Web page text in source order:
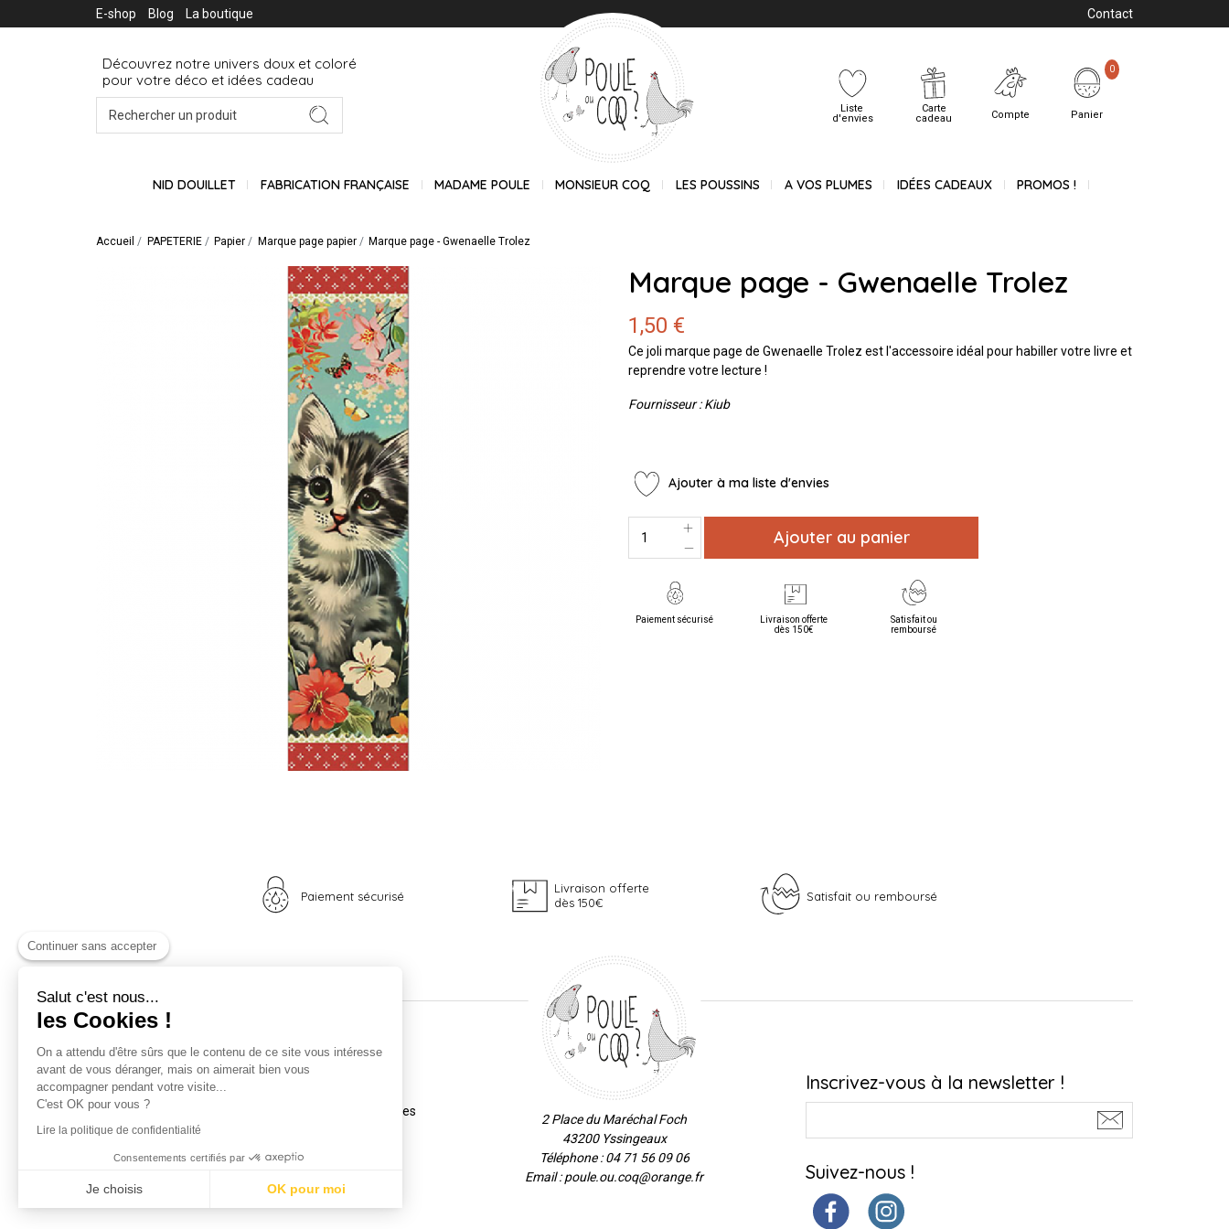
E-shop Blog La boutique Contact
Découvrez notre univers doux et coloré
pour votre déco et idées cadeau
Liste
d'envies
Carte
cadeau
Compte Panier
0
NID DOUILLET FABRICATION FRANÇAISE MADAME POULE MONSIEUR COQ LES POUSSINS A VOS PLUMES IDÉES CADEAUX PROMOS !
Accueil PAPETERIE Papier Marque page papier Marque page - Gwenaelle Trolez
Marque page - Gwenaelle Trolez
1,50 €
Ce joli marque page de Gwenaelle Trolez est l'accessoire idéal pour habiller votre livre et
reprendre votre lecture !
Fournisseur : Kiub
Ajouter à ma liste d'envies
Ajouter au panier
Paiement sécurisé
Livraison offerte
dès 150€
Satisfait ou
remboursé
Paiement sécurisé
Livraison offerte
dès 150€
Satisfait ou remboursé
Nos univers
Nid douillet
Madame Poule
Monsieur Coq
Les poussins
Idées cadeaux
Carte cadeau
Informations
La boutique
Coordonnées et horaires
Confidentialité
2 Place du Maréchal Foch
43200 Yssingeaux
Téléphone : 04 71 56 09 06
Email : poule.ou.coq@orange.fr
Inscrivez-vous à la newsletter !
Suivez-nous !
Continuer sans accepter
Salut c'est nous...
les Cookies !
On a attendu d'être sûrs que le contenu de ce site vous intéresse
avant de vous déranger, mais on aimerait bien vous
accompagner pendant votre visite...
C'est OK pour vous ?
Lire la politique de confidentialité
Consentements certifiés par
Je choisis
OK pour moi